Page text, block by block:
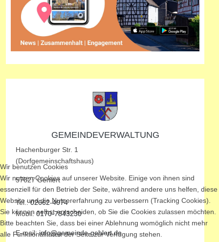
GEMEINDEVERWALTUNG
Hachenburger Str. 1
(Dorfgemeinschaftshaus)
57627 Gehlert
Tel.:02662-4074
Mobil: 0170-7843230
E-mail:info@gemeinde-gehlert.de
Wir benutzen Cookies
Wir nutzen Cookies auf unserer Website. Einige von ihnen sind
essenziell für den Betrieb der Seite, während andere uns helfen, diese
Website und die Nutzererfahrung zu verbessern (Tracking Cookies).
Sie können selbst entscheiden, ob Sie die Cookies zulassen möchten.
Bitte beachten Sie, dass bei einer Ablehnung womöglich nicht mehr
alle Funktionalitäten der Seite zur Verfügung stehen.